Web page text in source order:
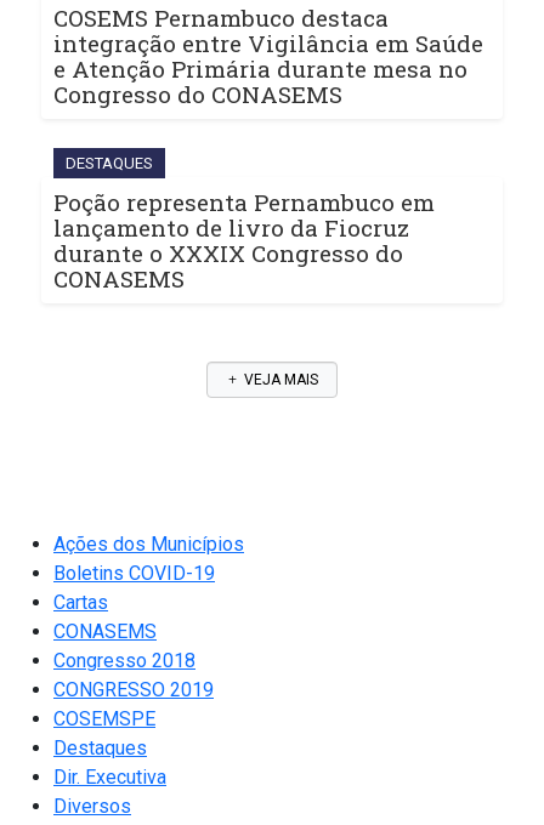
COSEMS Pernambuco destaca
integração entre Vigilância em Saúde
e Atenção Primária durante mesa no
Congresso do CONASEMS
DESTAQUES
Poção representa Pernambuco em
lançamento de livro da Fiocruz
durante o XXXIX Congresso do
CONASEMS
VEJA MAIS
Ações dos Municípios
Boletins COVID-19
Cartas
CONASEMS
Congresso 2018
CONGRESSO 2019
COSEMSPE
Destaques
Dir. Executiva
Diversos